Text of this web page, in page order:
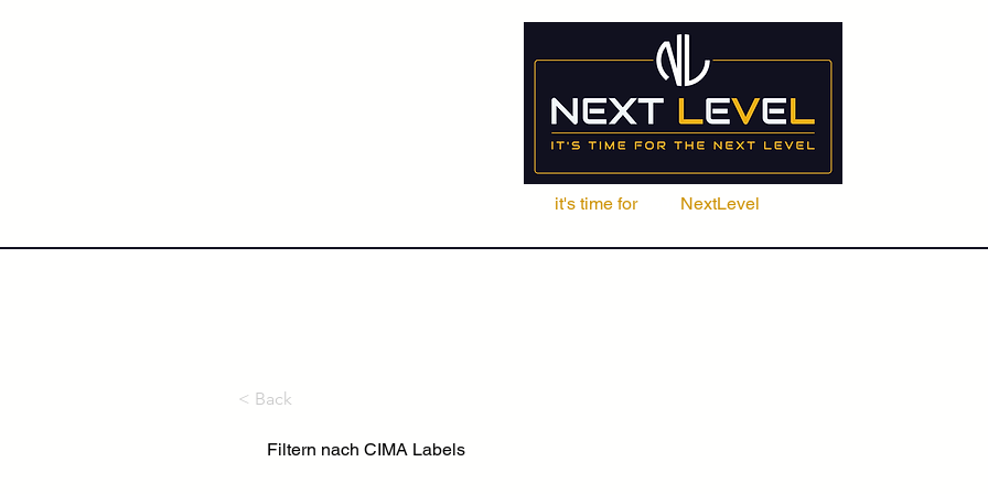
it's time for NextLevel
< Back
Filtern nach CIMA Labels